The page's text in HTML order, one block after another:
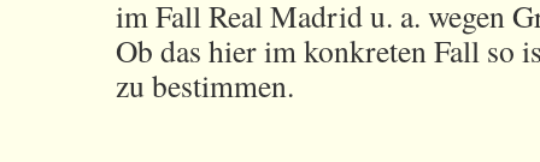
im Fall Real Madrid u. a. wegen
Ob das hier im konkreten Fall so
zu bestimmen.